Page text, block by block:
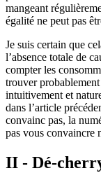
mangeant
égalité ne peut pas
Je suis certain que
l’absence totale de
compter les
trouver
intuitivement et
dans l’article
convainc pas, la
pas vous convaincre
II - Dé-